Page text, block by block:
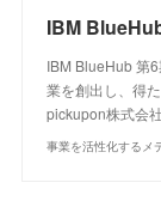
IBM BlueHub 第
業を創出し、得
pickupon株式会
事業を活性化するメ